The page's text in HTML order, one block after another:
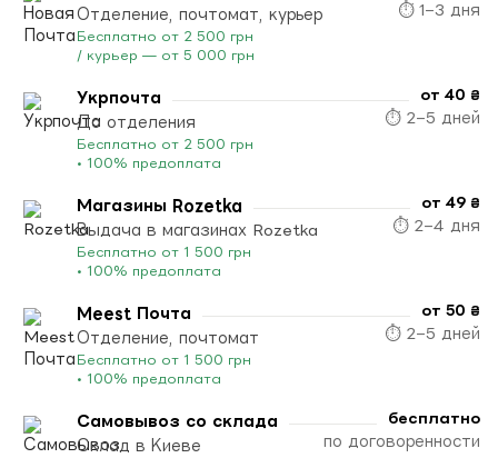
Отделение, почтомат, курьер
Бесплатно от 2 500 грн
/ курьер — от 5 000 грн
⏱ 1–3 дня
Укрпочта
До отделения
Бесплатно от 2 500 грн
• 100% предоплата
от 40 ₴
⏱ 2–5 дней
Магазины Rozetka
Выдача в магазинах Rozetka
Бесплатно от 1 500 грн
• 100% предоплата
от 49 ₴
⏱ 2–4 дня
Meest Почта
Отделение, почтомат
Бесплатно от 1 500 грн
• 100% предоплата
от 50 ₴
⏱ 2–5 дней
Самовывоз со склада
Склад в Киеве
бесплатно
по договоренности